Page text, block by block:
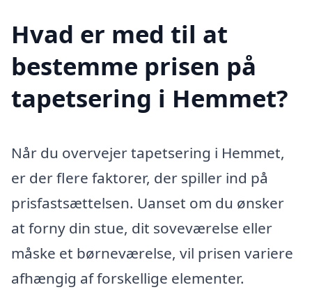
Hvad er med til at
bestemme prisen på
tapetsering i Hemmet?
Når du overvejer tapetsering i Hemmet,
er der flere faktorer, der spiller ind på
prisfastsættelsen. Uanset om du ønsker
at forny din stue, dit soveværelse eller
måske et børneværelse, vil prisen variere
afhængig af forskellige elementer.